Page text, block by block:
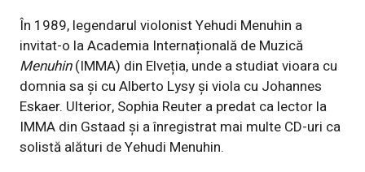
În 1989, legendarul violonist Yehudi Menuhin a
invitat-o la Academia Internațională de Muzică
Menuhin(IMMA) din Elveția, unde a studiat vioara cu
domnia sa și cu Alberto Lysy și viola cu Johannes
Eskaer. Ulterior, Sophia Reuter a predat ca lector la
IMMA din Gstaad și a înregistrat mai multe CD-uri ca
solistă alături de Yehudi Menuhin.